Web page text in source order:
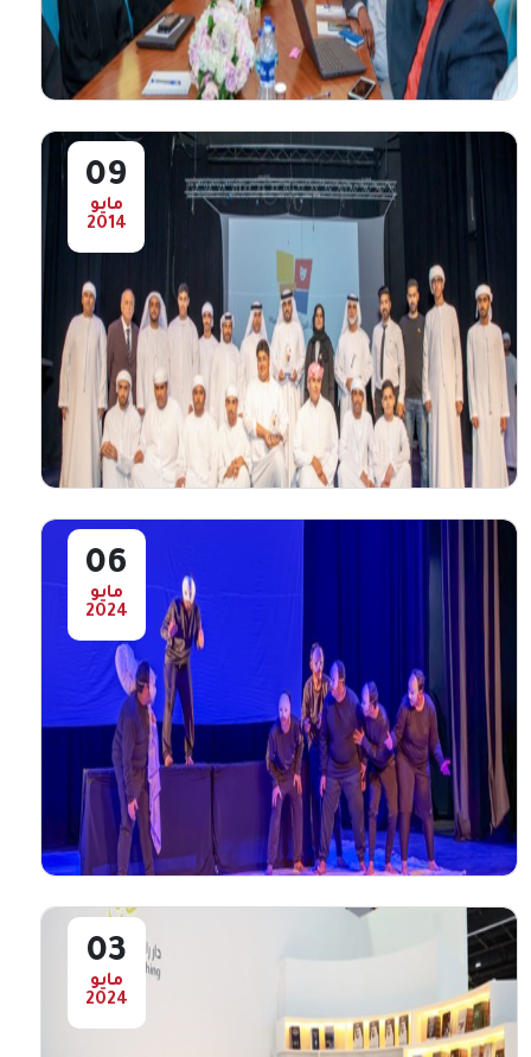
استقبل معالي سعيد بن محمد الرقباني
المستشار الخاص لصاحب السمو حاكم الفجيرة
، و عميد ...
أعرض المزيد
الفجيرة للثقافة والإعلام " تنظم ورشة
تدريبية حول نظام " مرسال " الإلكتروني
نظمت هيئة الفجيرة للثقافة والإعلام ، بالتعاون
مع دائرة الحكومة الإلكترونية في الفجيرة ،
ورشة ...
09
مايو
2014
اختتام الدورة الثانية عشر لمهرجان الفجيرة
للمسرح المدرسي
أختتمت اليوم الخميس الدورة الثانية عشر
لمهرجان الفجيرة للمسرح المدرسي ، الذي
نظمته هيئة الفجيرة ...
06
مايو
2024
03
مايو
2024